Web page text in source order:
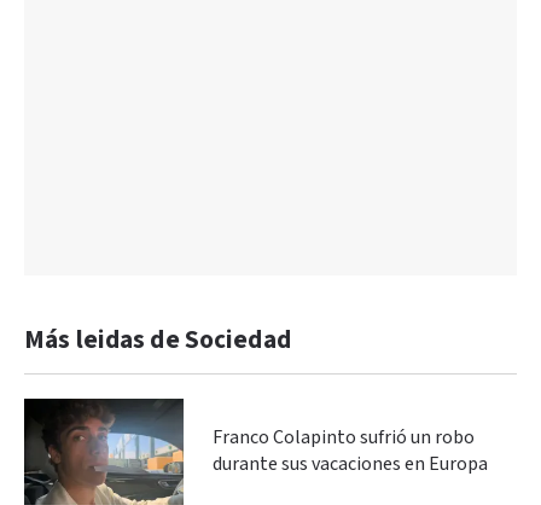
Más leidas de Sociedad
Franco Colapinto sufrió un robo
durante sus vacaciones en Europa